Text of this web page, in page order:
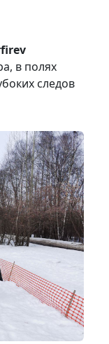
в полях
следов